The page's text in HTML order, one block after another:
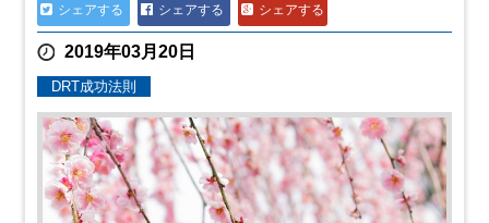
シェアする シェアする シェアする
2019年03月20日
DRT成功法則